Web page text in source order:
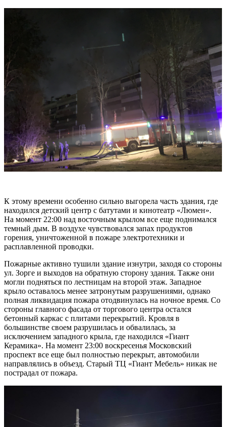
К этому времени особенно сильно выгорела часть здания, где
находился детский центр с батутами и кинотеатр «Люмен».
На момент 22:00 над восточным крылом все еще поднимался
темный дым. В воздухе чувствовался запах продуктов
горения, уничтоженной в пожаре электротехники и
расплавленной проводки.
Пожарные активно тушили здание изнутри, заходя со стороны
ул. Зорге и выходов на обратную сторону здания. Также они
могли подняться по лестницам на второй этаж. Западное
крыло оставалось менее затронутым разрушениями, однако
полная ликвидация пожара отодвинулась на ночное время. Со
стороны главного фасада от торгового центра остался
бетонный каркас с плитами перекрытий. Кровля в
большинстве своем разрушилась и обвалилась, за
исключением западного крыла, где находился «Гиант
Керамика». На момент 23:00 воскресенья Московский
проспект все еще был полностью перекрыт, автомобили
направлялись в объезд. Старый ТЦ «Гиант Мебель» никак не
пострадал от пожара.